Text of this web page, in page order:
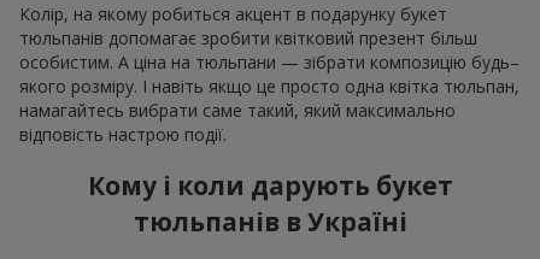
Колір, на якому робиться акцент в подарунку букет
тюльпанів допомагає зробити квітковий презент більш
особистим. А ціна на тюльпани — зібрати композицію будь–
якого розміру. І навіть якщо це просто одна квітка тюльпан,
намагайтесь вибрати саме такий, який максимально
відповість настрою події.
Кому і коли дарують букет
тюльпанів в Україні